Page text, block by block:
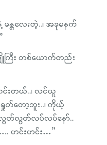
န္တလေးတဲ့..၊ အခုမနက်
ကြီး တစ်ယောက်တည်း
င်းတယ်..၊ လင်ယူ
ရှုတ်တော့ဘူး..၊ ကိုယ့်
တ်လွတ်လပ်လပ်နော်..
ဟင်းဟင်း…”